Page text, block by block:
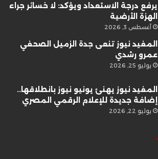
يرفع درجة الاستعداد ويؤكد: لا خسائر جراء
الهزة الأرضية
أغسطس 3, 2026
المفيد نيوز تنعى جدة الزميل الصحفي
عمرو رشدي
يوليو 25, 2026
المفيد نيوز يهنئ يونيو نيوز بانطلاقها..
إضافة جديدة للإعلام الرقمي المصري
يوليو 22, 2026